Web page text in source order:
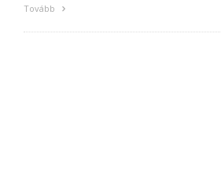
Tovább